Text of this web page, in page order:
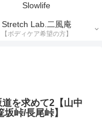
Slowlife
Stretch Lab.二風庵
【ボディケア希望の方】
を求めて2【山中
峠/長尾峠】